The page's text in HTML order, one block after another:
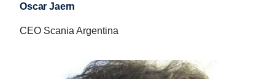
Oscar Jaern
CEO Scania Argentina